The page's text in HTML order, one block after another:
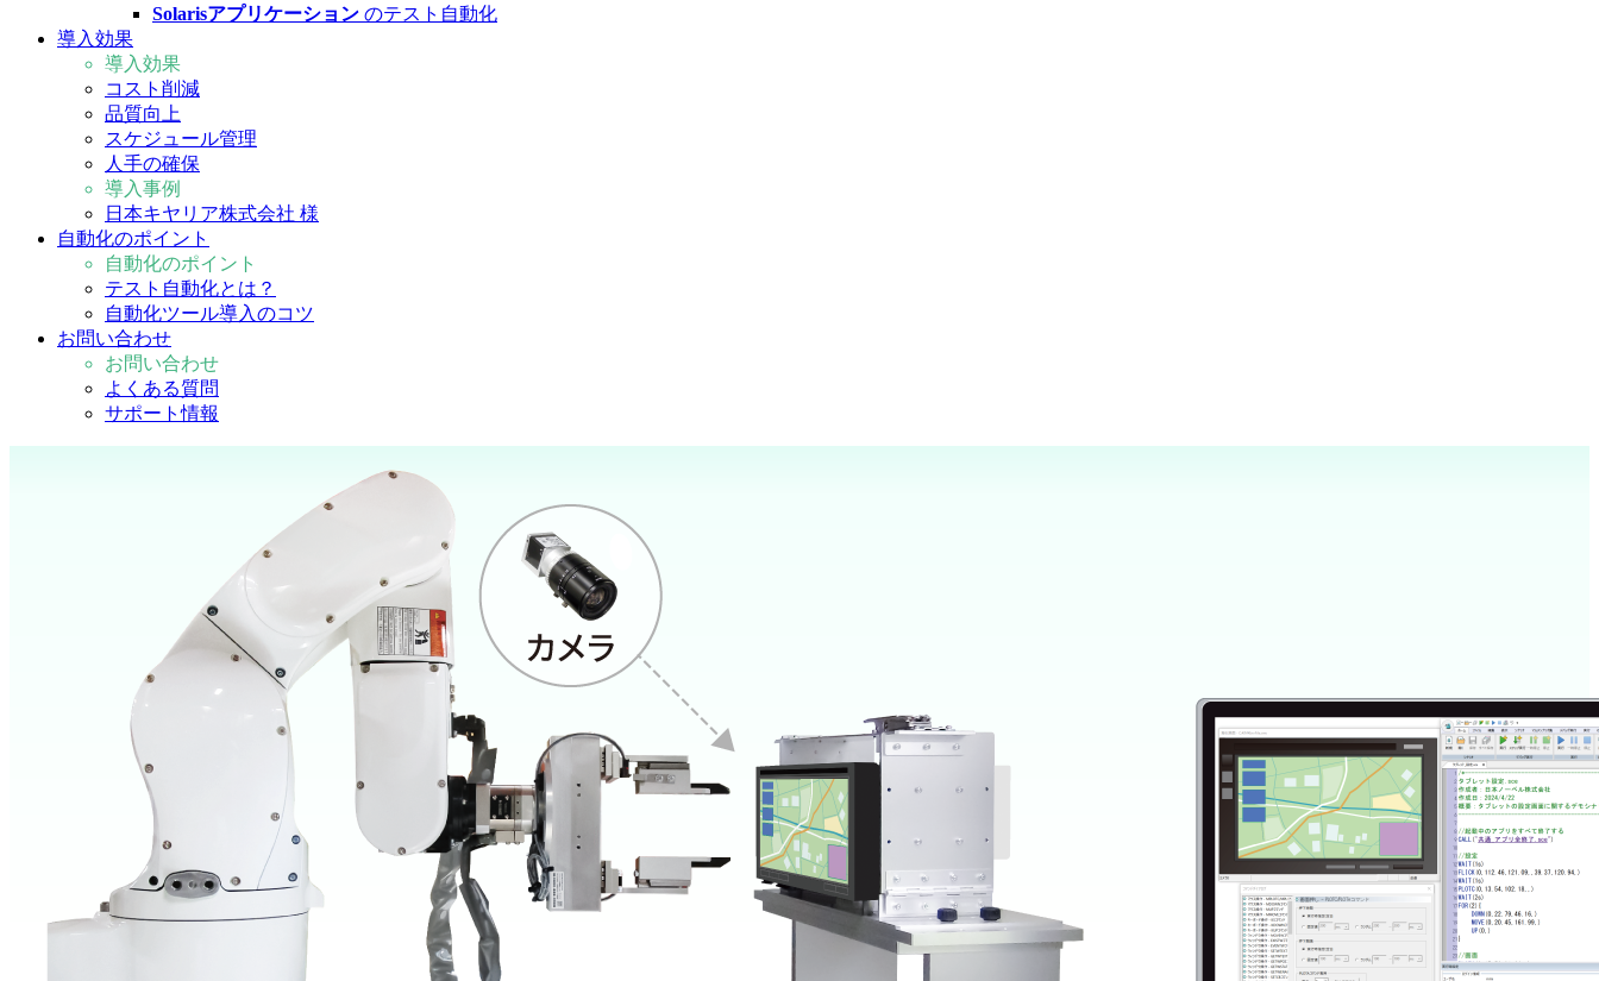
Solarisアプリケーション のテスト自動化
導入効果
導入効果
コスト削減
品質向上
スケジュール管理
人手の確保
導入事例
日本キヤリア株式会社 様
自動化のポイント
自動化のポイント
テスト自動化とは？
自動化ツール導入のコツ
お問い合わせ
お問い合わせ
よくある質問
サポート情報